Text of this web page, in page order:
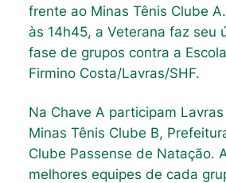
frente ao Minas Tênis Clube
às 14h45, a Veterana faz seu
fase de grupos contra a
Firmino Costa/Lavras/SHF.
Na Chave A participam
Minas Tênis Clube B,
Clube Passense de Natação.
melhores equipes de cada